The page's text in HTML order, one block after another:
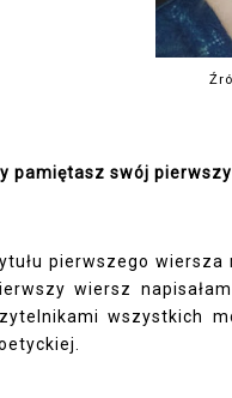
pamiętasz swój
pierwszego
wiersz
wszystkich